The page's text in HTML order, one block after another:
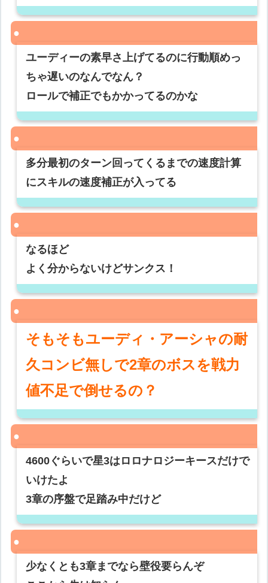
ユーディーの素早さ上げてるのに行動順めっ
ちゃ遅いのなんでなん？
ロールで補正でもかかってるのかな
多分最初のターン回ってくるまでの速度計算
にスキルの速度補正が入ってる
なるほど
よく分からないけどサンクス！
そもそもユーディ・アーシャの耐
久コンビ無しで2章のボスを戦力
値不足で倒せるの？
4600ぐらいで星3はロロナロジーキースだけで
いけたよ
3章の序盤で足踏み中だけど
少なくとも3章までなら壁役要らんぞ